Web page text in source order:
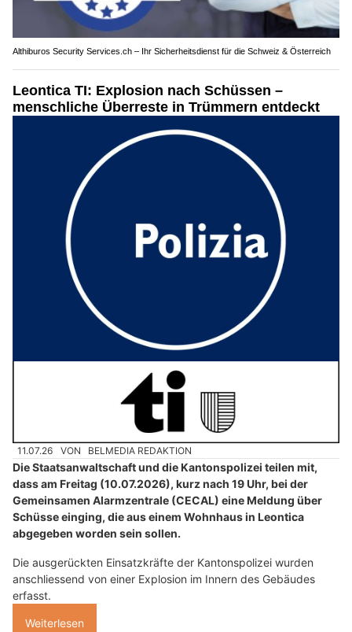
Althiburos Security Services.ch – Ihr Sicherheitsdienst für die Schweiz & Österreich
Leontica TI: Explosion nach Schüssen –
menschliche Überreste in Trümmern entdeckt
11.07.26 VON BELMEDIA REDAKTION
Die Staatsanwaltschaft und die Kantonspolizei teilen mit,
dass am Freitag (10.07.2026), kurz nach 19 Uhr, bei der
Gemeinsamen Alarmzentrale (CECAL) eine Meldung über
Schüsse einging, die aus einem Wohnhaus in Leontica
abgegeben worden sein sollen.
Die ausgerückten Einsatzkräfte der Kantonspolizei wurden
anschliessend von einer Explosion im Innern des Gebäudes
erfasst.
Weiterlesen